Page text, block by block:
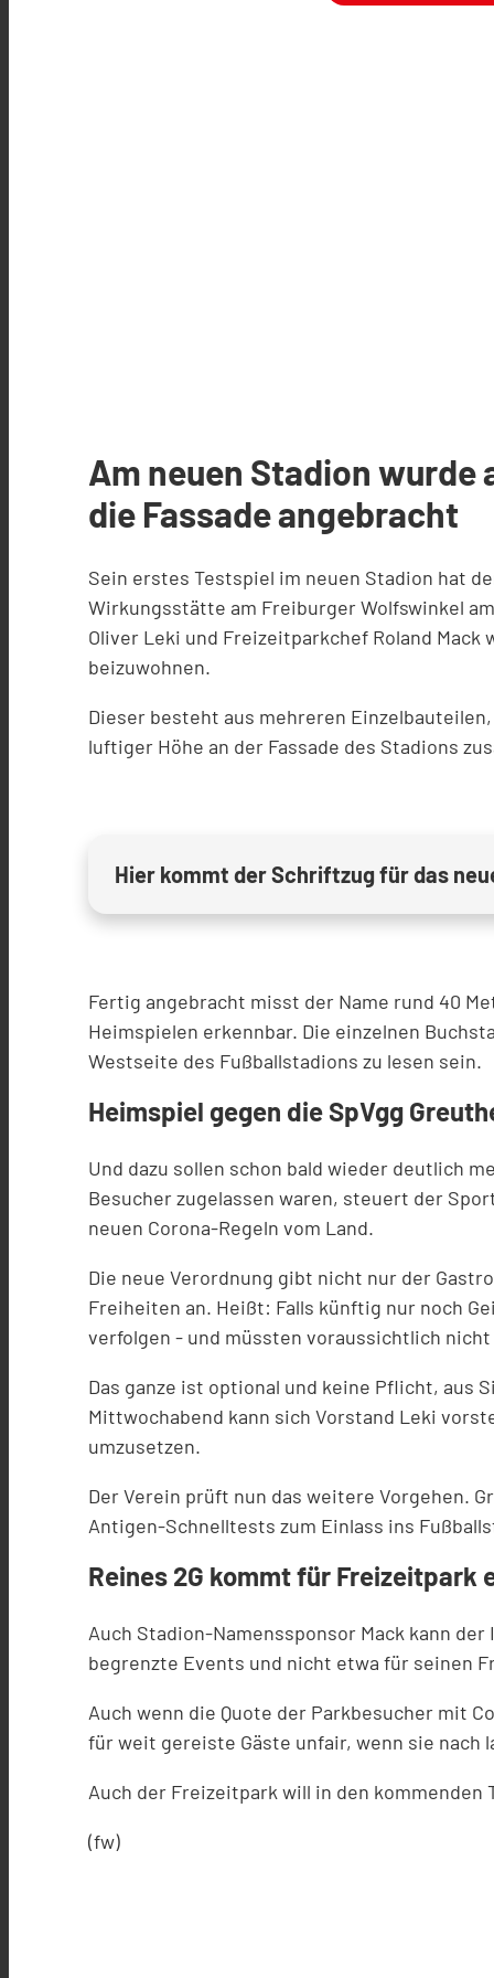
Am neuen Stadion wurde
die Fassade angebracht
Sein erstes Testspiel im neuen Stadion hat
Wirkungsstätte am Freiburger Wolfswinkel
Oliver Leki und Freizeitparkchef Roland
beizuwohnen.
Dieser besteht aus mehreren
luftiger Höhe an der Fassade des Stadions
Hier kommt der Schriftzug für das
Fertig angebracht misst der Name rund 40
Heimspielen erkennbar. Die einzelnen
Westseite des Fußballstadions zu lesen sein.
Heimspiel gegen die SpVgg
Und dazu sollen schon bald wieder deutlich
Besucher zugelassen waren, steuert der
neuen Corona-Regeln vom Land.
Die neue Verordnung gibt nicht nur der
Freiheiten an. Heißt: Falls künftig nur noch
verfolgen - und müssten voraussichtlich
Das ganze ist optional und keine Pflicht, aus
Mittwochabend kann sich Vorstand Leki
umzusetzen.
Der Verein prüft nun das weitere Vorgehen.
Antigen-Schnelltests zum Einlass ins
Reines 2G kommt für Freizeitpark
Auch Stadion-Namenssponsor Mack kann
begrenzte Events und nicht etwa für seinen
Auch wenn die Quote der Parkbesucher mit
für weit gereiste Gäste unfair, wenn sie nach
Auch der Freizeitpark will in den
(fw)